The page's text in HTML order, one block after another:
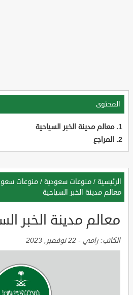
المحتوى
معالم مدينة الخبر السياحية
المراجع
الرئيسية / منوعات سعودية / منوعات
معالم مدينة الخبر السياحية
معالم مدينة الخبر
الكاتب: رامي - 22 نوفمبر, 2023